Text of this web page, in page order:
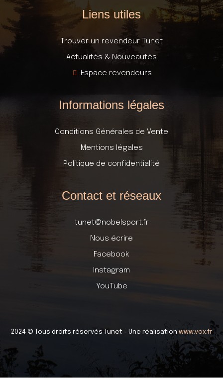
Liens utiles
Trouver un revendeur Tunet
Actualités & Nouveautés
Espace revendeurs
Informations légales
Conditions Générales de Vente
Mentions légales
Politique de confidentialité
Contact et réseaux
tunet@nobelsport.fr
Nous écrire
Facebook
Instagram
YouTube
2024 © Tous droits réservés Tunet - Une réalisation www.vox.fr